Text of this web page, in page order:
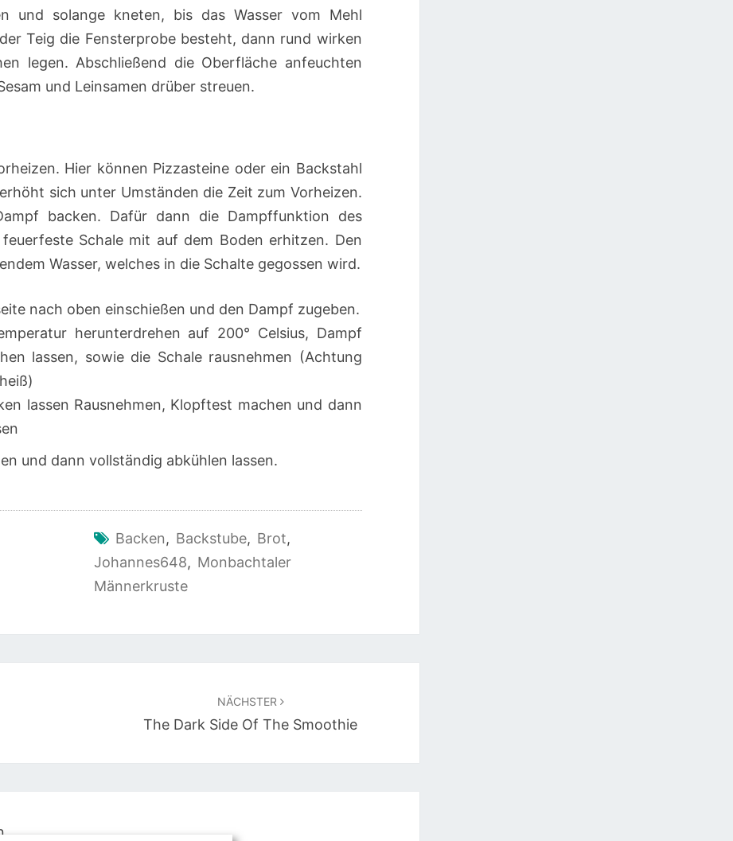
und solange kneten, bis das Wasser vom Mehl
Teig die Fensterprobe besteht, dann rund wirken
legen. Abschließend die Oberfläche anfeuchten
und Leinsamen drüber streuen.
Hier können Pizzasteine oder ein Backstahl
sich unter Umständen die Zeit zum Vorheizen.
backen. Dafür dann die Dampffunktion des
Schale mit auf dem Boden erhitzen. Den
Wasser, welches in die Schalte gegossen wird.
nach oben einschießen und den Dampf zugeben.
herunterdrehen auf 200° Celsius, Dampf
lassen, sowie die Schale rausnehmen (Achtung
lassen Rausnehmen, Klopftest machen und dann
und dann vollständig abkühlen lassen.
Backen, Backstube, Brot,
Johannes648, Monbachtaler
Männerkruste
NÄCHSTER
The Dark Side Of The Smoothie